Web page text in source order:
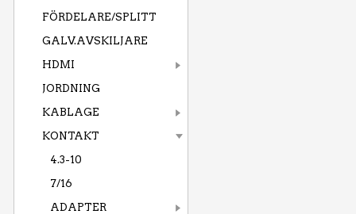
FÖRDELARE/SPLITT
GALV.AVSKILJARE
HDMI
JORDNING
KABLAGE
KONTAKT
4.3-10
7/16
ADAPTER